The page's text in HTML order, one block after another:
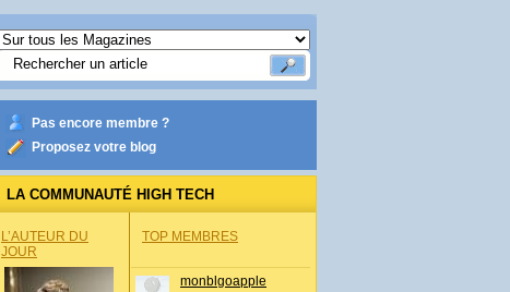
Pas encore membre ?
Proposez votre blog
LA COMMUNAUTÉ HIGH TECH
L’AUTEUR DU
JOUR
TOP MEMBRES
monblgoapple